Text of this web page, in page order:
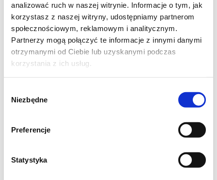
analizować ruch w naszej witrynie. Informacje o tym, jak
korzystasz z naszej witryny, udostępniamy partnerom
społecznościowym, reklamowym i analitycznym.
Partnerzy mogą połączyć te informacje z innymi danymi
otrzymanymi od Ciebie lub uzyskanymi podczas
korzystania z ich usług.
zgody
Niezbędne
Preferencje
Statystyka